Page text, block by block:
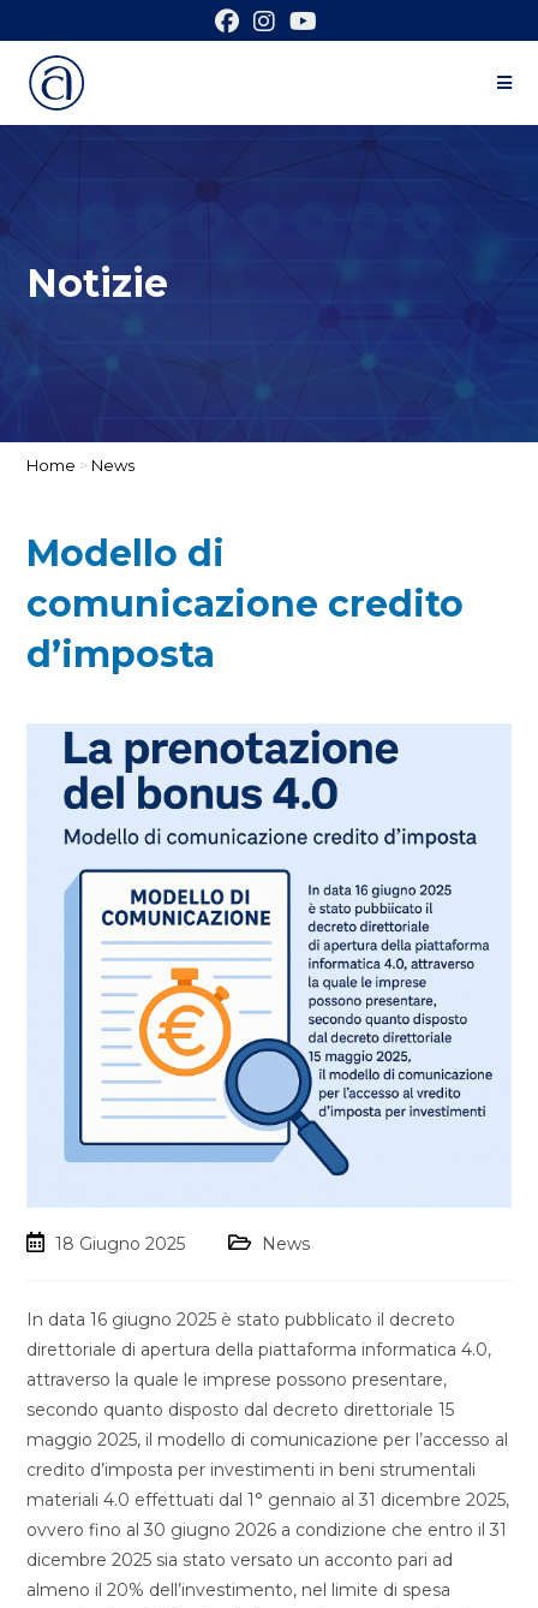
Notizie
Home > News
Modello di
comunicazione credito
d’imposta
18 Giugno 2025 News
In data 16 giugno 2025 è stato pubblicato il decreto
direttoriale di apertura della piattaforma informatica 4.0,
attraverso la quale le imprese possono presentare,
secondo quanto disposto dal decreto direttoriale 15
maggio 2025, il modello di comunicazione per l’accesso al
credito d’imposta per investimenti in beni strumentali
materiali 4.0 effettuati dal 1° gennaio al 31 dicembre 2025,
ovvero fino al 30 giugno 2026 a condizione che entro il 31
dicembre 2025 sia stato versato un acconto pari ad
almeno il 20% dell’investimento, nel limite di spesa